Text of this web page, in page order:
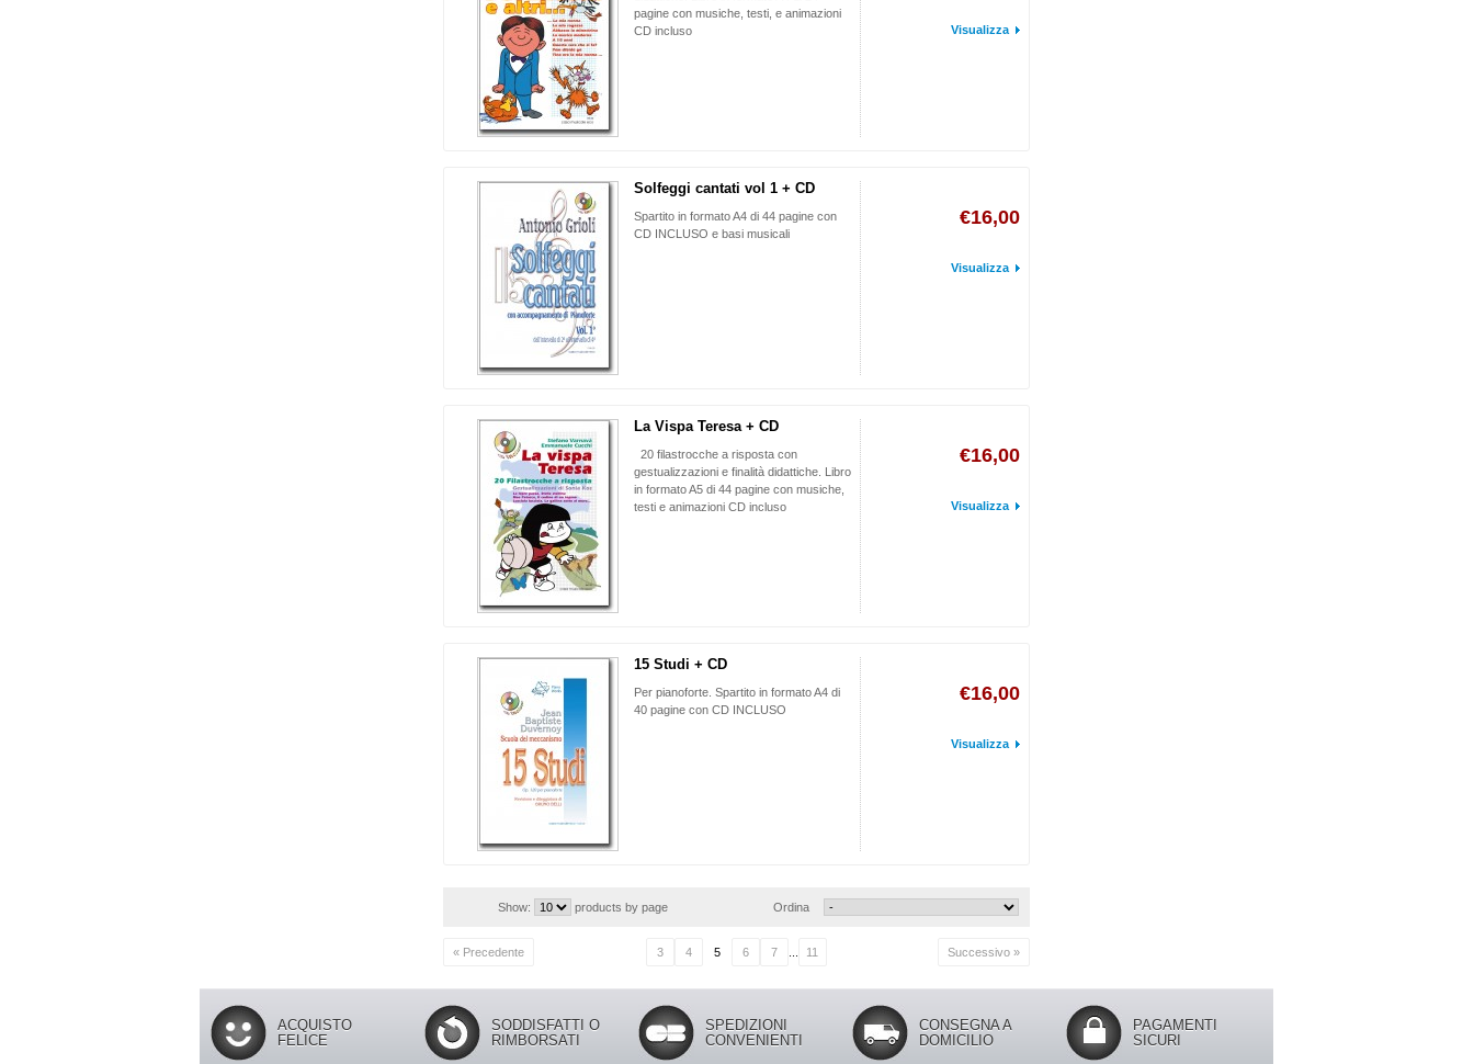
pagine con musiche, testi, e animazioni
CD incluso
Visualizza
Solfeggi cantati vol 1 + CD
Spartito in formato A4 di 44 pagine con
CD INCLUSO e basi musicali
€16,00
Visualizza
La Vispa Teresa + CD
20 filastrocche a risposta con
gestualizzazioni e finalità didattiche. Libro
in formato A5 di 44 pagine con musiche,
testi e animazioni CD incluso
€16,00
Visualizza
15 Studi + CD
Per pianoforte. Spartito in formato A4 di
40 pagine con CD INCLUSO
€16,00
Visualizza
Ordina
Show: products by page
« Precedente 3 4 5 6 7 11 Successivo »
ACQUISTO
FELICE
SODDISFATTI O
RIMBORSATI
SPEDIZIONI
CONVENIENTI
CONSEGNA A
DOMICILIO
PAGAMENTI
SICURI